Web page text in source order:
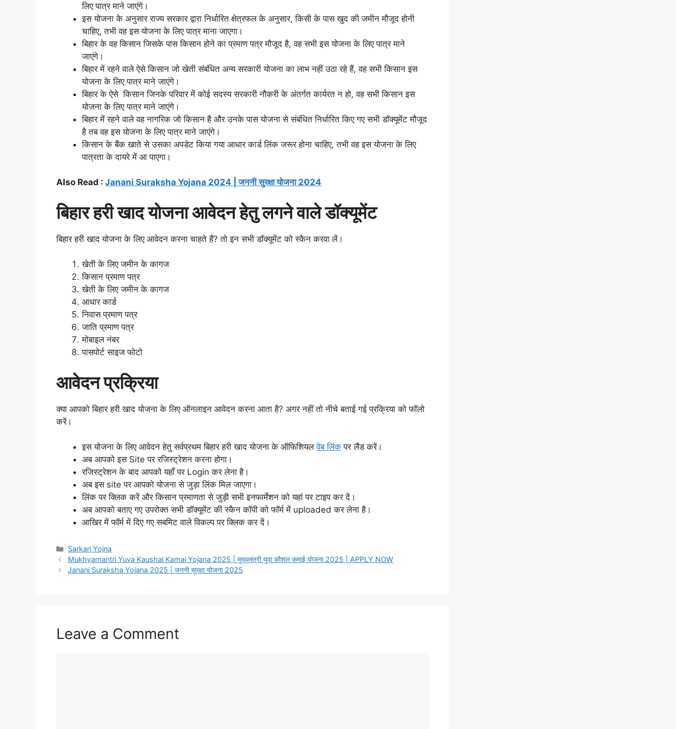
लिए पात्र माने जाएंगे।
इस योजना के अनुसार राज्य सरकार द्वारा निर्धारित क्षेत्रफल के अनुसार, किसी के पास खुद की जमीन मौजूद होनी
चाहिए, तभी वह इस योजना के लिए पात्र माना जाएगा।
बिहार के वह किसान जिसके पास किसान होने का प्रमाण पत्र मौजूद है, वह सभी इस योजना के लिए पात्र माने
जाएंगे।
बिहार में रहने वाले ऐसे किसान जो खेती संबंधित अन्य सरकारी योजना का लाभ नहीं उठा रहे हैं, वह सभी किसान इस
योजना के लिए पात्र माने जाएंगे।
बिहार के ऐसे किसान जिनके परिवार में कोई सदस्य सरकारी नौकरी के अंतर्गत कार्यरत न हो, वह सभी किसान इस
योजना के लिए पात्र माने जाएंगे।
बिहार में रहने वाले वह नागरिक जो किसान है और उनके पास योजना से संबंधित निर्धारित किए गए सभी डॉक्यूमेंट मौजूद
है तब वह इस योजना के लिए पात्र माने जाएंगे।
किसान के बैंक खाते से उसका अपडेट किया गया आधार कार्ड लिंक जरूर होना चाहिए, तभी वह इस योजना के लिए
पात्रता के दायरे में आ पाएगा।
Also Read : Janani Suraksha Yojana 2024 | जननी सुरक्षा योजना 2024
बिहार हरी खाद योजना आवेदन हेतु लगने वाले डॉक्यूमेंट
बिहार हरी खाद योजना के लिए आवेदन करना चाहते हैं? तो इन सभी डॉक्यूमेंट को स्कैन करवा लें।
खेती के लिए जमीन के कागज
किसान प्रमाण पत्र
खेती के लिए जमीन के कागज
आधार कार्ड
निवास प्रमाण पत्र
जाति प्रमाण पत्र
मोबाइल नंबर
पासपोर्ट साइज फोटो
आवेदन प्रक्रिया
क्या आपको बिहार हरी खाद योजना के लिए ऑनलाइन आवेदन करना आता है? अगर नहीं तो नीचे बताई गई प्रक्रिया को फॉलो
करें।
इस योजना के लिए आवेदन हेतु सर्वप्रथम बिहार हरी खाद योजना के ऑफिशियलवेब लिंक पर लैंड करें।
अब आपको इस Site पर रजिस्ट्रेशन करना होगा।
रजिस्ट्रेशन के बाद आपको यहाँ पर Login कर लेना है।
अब इस site पर आपको योजना से जुड़ा लिंक मिल जाएगा।
लिंक पर क्लिक करें और किसान प्रमाणता से जुड़ी सभी इनफार्मेशन को यहां पर टाइप कर दें।
अब आपको बताए गए उपरोक्त सभी डॉक्यूमेंट की स्कैन कॉपी को फॉर्म में uploaded कर लेना है।
आखिर में फॉर्म में दिए गए सबमिट वाले विकल्प पर क्लिक कर दें।
Categories
Sarkari Yojna
Mukhyamantri Yuva Kaushal Kamai Yojana 2025 | मुख्यमंत्री युवा कौशल कमाई योजना 2025 | APPLY NOW
Janani Suraksha Yojana 2025 | जननी सुरक्षा योजना 2025
Leave a Comment